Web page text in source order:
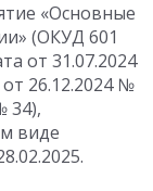
«Основные
(ОКУД 601
от 31.07.2024
от 26.12.2024№
34),
виде